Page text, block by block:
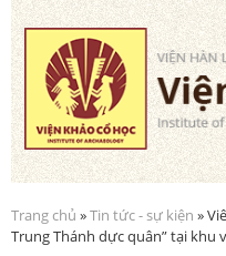
Nhảy
đến
nội
dung
Bạn đang ở đây
Trang chủ »Tin tức - sự kiện »
Trung Thánh dực quân” tại khu